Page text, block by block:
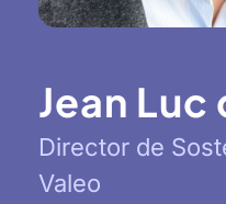
Jean Luc
Director de
Valeo